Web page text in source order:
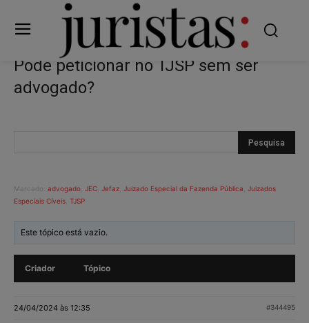
Pode peticionar no TJSP sem ser
advogado?
Marcado: advogado JEC Jefaz Juizado Especial da Fazenda Pública Juizados
Especiais Cíveis TJSP
Este tópico está vazio.
Criador Tópico
24/04/2024 às 12:35 #344495